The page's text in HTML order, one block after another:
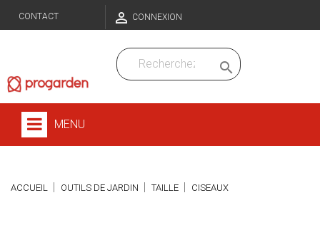
CONTACT  CONNEXION

MENU
ACCUEIL OUTILS DE JARDIN TAILLE CISEAUX